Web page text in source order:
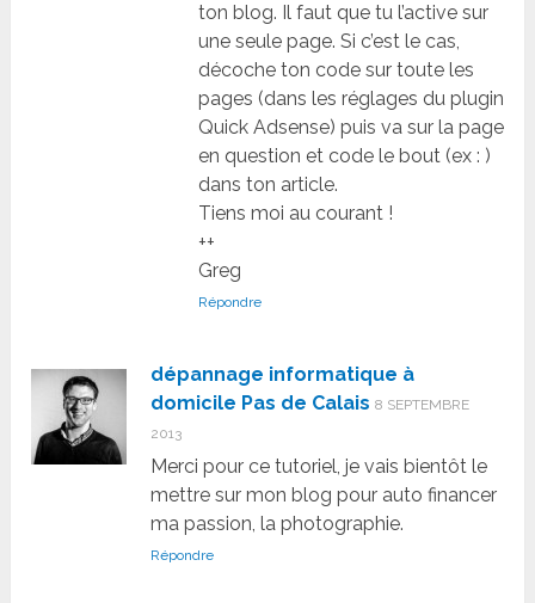
ton blog. Il faut que tu l’active sur
une seule page. Si c’est le cas,
décoche ton code sur toute les
pages (dans les réglages du plugin
Quick Adsense) puis va sur la page
en question et code le bout (ex : )
dans ton article.
Tiens moi au courant !
++
Greg
Répondre
dépannage informatique à
domicile Pas de Calais 8 SEPTEMBRE
2013
Merci pour ce tutoriel, je vais bientôt le
mettre sur mon blog pour auto financer
ma passion, la photographie.
Répondre